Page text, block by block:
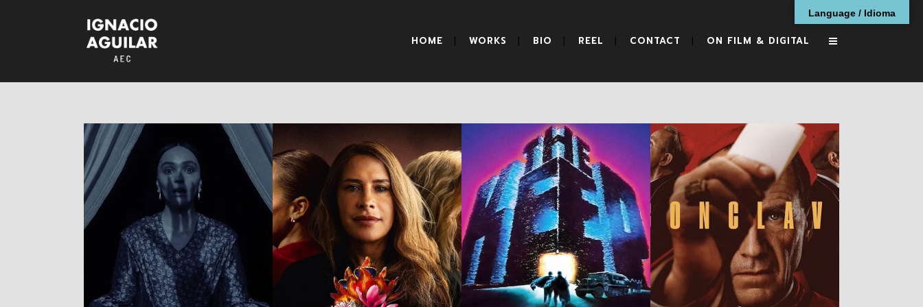
HOME WORKS BIO REEL CONTACT ON FILM & DIGITAL
Nosferatu (2024)
RESEÑAS
Emilia Pérez
RESEÑAS
The Keep
RESEÑAS
Conclave
RESEÑAS
Language / Idioma